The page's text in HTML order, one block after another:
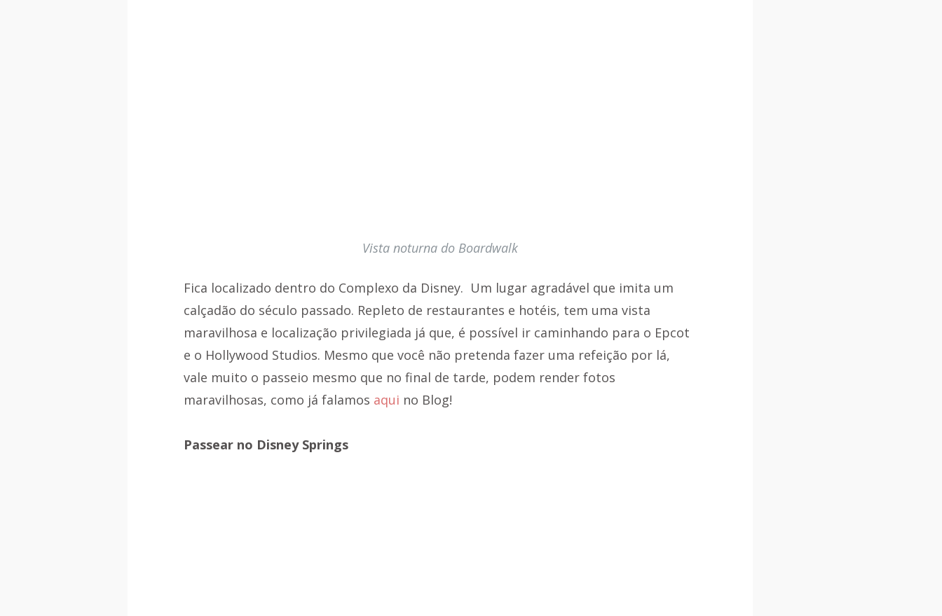
Vista noturna do Boardwalk
Fica localizado dentro do Complexo da Disney.  Um lugar agradável que imita um
calçadão do século passado. Repleto de restaurantes e hotéis, tem uma vista
maravilhosa e localização privilegiada já que, é possível ir caminhando para o Epcot
e o Hollywood Studios. Mesmo que você não pretenda fazer uma refeição por lá,
vale muito o passeio mesmo que no final de tarde, podem render fotos
maravilhosas, como já falamos aqui no Blog!
Passear no Disney Springs